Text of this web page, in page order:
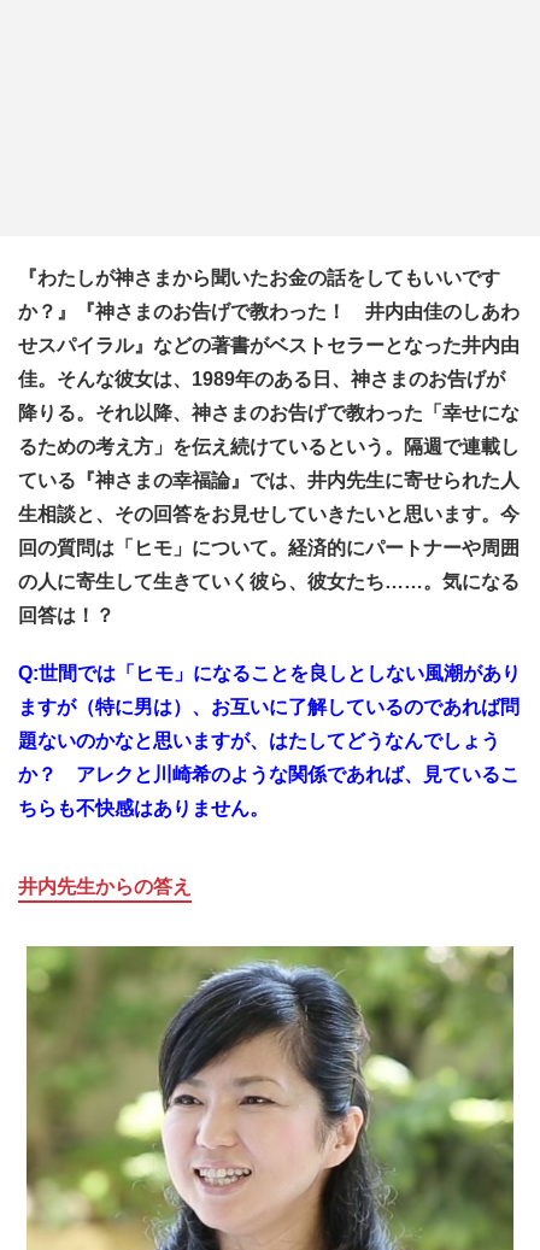
『わたしが神さまから聞いたお金の話をしてもいいです
か？』『神さまのお告げで教わった！ 井内由佳のしあわ
せスパイラル』などの著書がベストセラーとなった井内由
佳。そんな彼女は、1989年のある日、神さまのお告げが
降りる。それ以降、神さまのお告げで教わった「幸せにな
るための考え方」を伝え続けているという。隔週で連載し
ている『神さまの幸福論』では、井内先生に寄せられた人
生相談と、その回答をお見せしていきたいと思います。今
回の質問は「ヒモ」について。経済的にパートナーや周囲
の人に寄生して生きていく彼ら、彼女たち……。気になる
回答は！？
Q:世間では「ヒモ」になることを良しとしない風潮があり
ますが（特に男は）、お互いに了解しているのであれば問
題ないのかなと思いますが、はたしてどうなんでしょう
か？ アレクと川崎希のような関係であれば、見ているこ
ちらも不快感はありません。
井内先生からの答え